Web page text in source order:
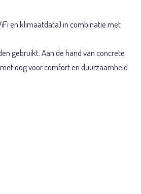
en klimaatdata) in combinatie met
gebruikt. Aan de hand van concrete
oog voor comfort en duurzaamheid.